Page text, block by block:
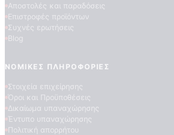
ΠΟΙΟΤΗΤΕΣ ΤΑΠΕΤΣΑΡΙΩΝ
ΕΠΕΞΗΓΗΣΗ ΣΥΜΒΟΛΩΝ
Αποστολές και παραδόσεις
Επιστροφές προϊόντων
Συχνές ερωτήσεις
Blog
ΝΟΜΙΚΈΣ ΠΛΗΡΟΦΟΡΊΕΣ
Στοιχεία επιχείρησης
Όροι και Προϋποθέσεις
Δικαίωμα υπαναχώρησης
Έντυπο υπαναχώρησης
Πολιτική απορρήτου